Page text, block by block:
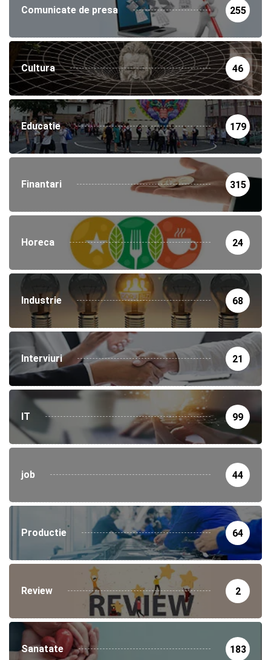
Comunicate de presa 255
Cultura 46
Educatie 179
Finantari 315
Horeca 24
Industrie 68
Interviuri 21
IT 99
job 44
Productie 64
Review 2
Sanatate 183